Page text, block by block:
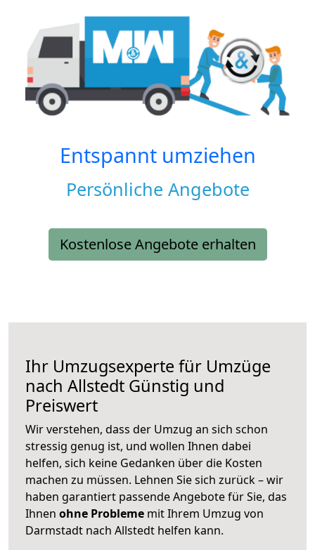
Entspannt umziehen
Persönliche Angebote
Kostenlose Angebote erhalten
Ihr Umzugsexperte für Umzüge
nach Allstedt Günstig und
Preiswert
Wir verstehen, dass der Umzug an sich schon
stressig genug ist, und wollen Ihnen dabei
helfen, sich keine Gedanken über die Kosten
machen zu müssen. Lehnen Sie sich zurück – wir
haben garantiert passende Angebote für Sie, das
Ihnen ohne Probleme mit Ihrem Umzug von
Darmstadt nach Allstedt helfen kann.